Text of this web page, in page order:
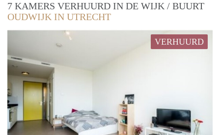
7 KAMERS VERHUURD IN DE WIJK / BUURT
OUDWIJK IN UTRECHT
VERHUURD